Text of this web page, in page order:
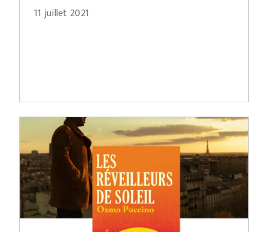
11 juillet 2021